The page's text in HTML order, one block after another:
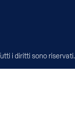
i diritti sono riservati.